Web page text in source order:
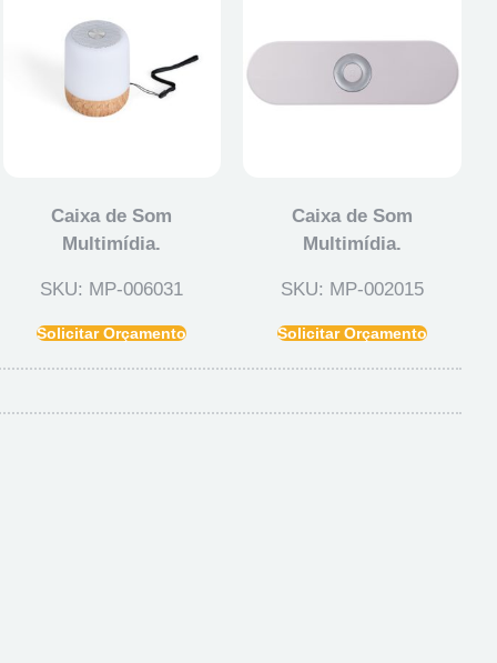
Caixa de Som
Multimídia.
SKU: MP-006031
Solicitar Orçamento
Caixa de Som
Multimídia.
SKU: MP-002015
Solicitar Orçamento